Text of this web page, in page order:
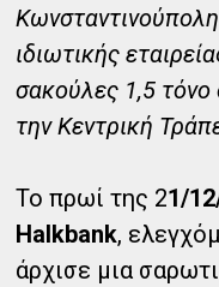
ιδιωτικής
σακούλες 1,5
την Κεντρική
Το πρωί της 21/
Halkbank,
άρχισε μια